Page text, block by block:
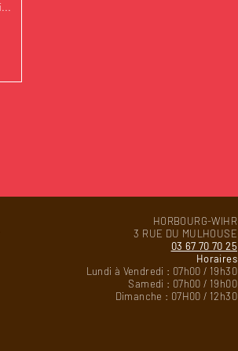
HORBOURG-WIHR
3 RUE DU MULHOUSE
03 67 70 70 25
Horaires
Lundi à Vendredi : 07h00 / 19h30
Samedi : 07h00 / 19h00
Dimanche : 07H00 / 12h30